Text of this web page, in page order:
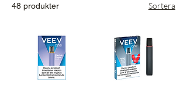
48 produkter Sortera